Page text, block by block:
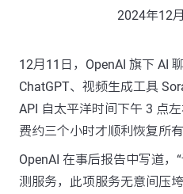
2024年12
12月11日，OpenAI 旗下 AI
ChatGPT、视频生成工具
API 自太平洋时间下午 3 点
费约三个小时才顺利恢复所有
OpenAI 在事后报告中写道，
测服务，此项服务无意间压